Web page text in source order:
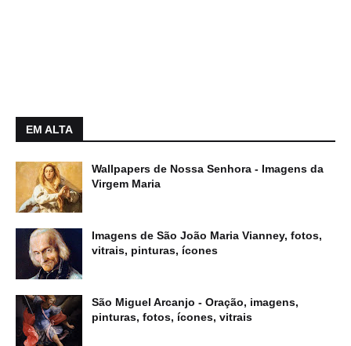
EM ALTA
Wallpapers de Nossa Senhora - Imagens da
Virgem Maria
Imagens de São João Maria Vianney, fotos,
vitrais, pinturas, ícones
São Miguel Arcanjo - Oração, imagens,
pinturas, fotos, ícones, vitrais